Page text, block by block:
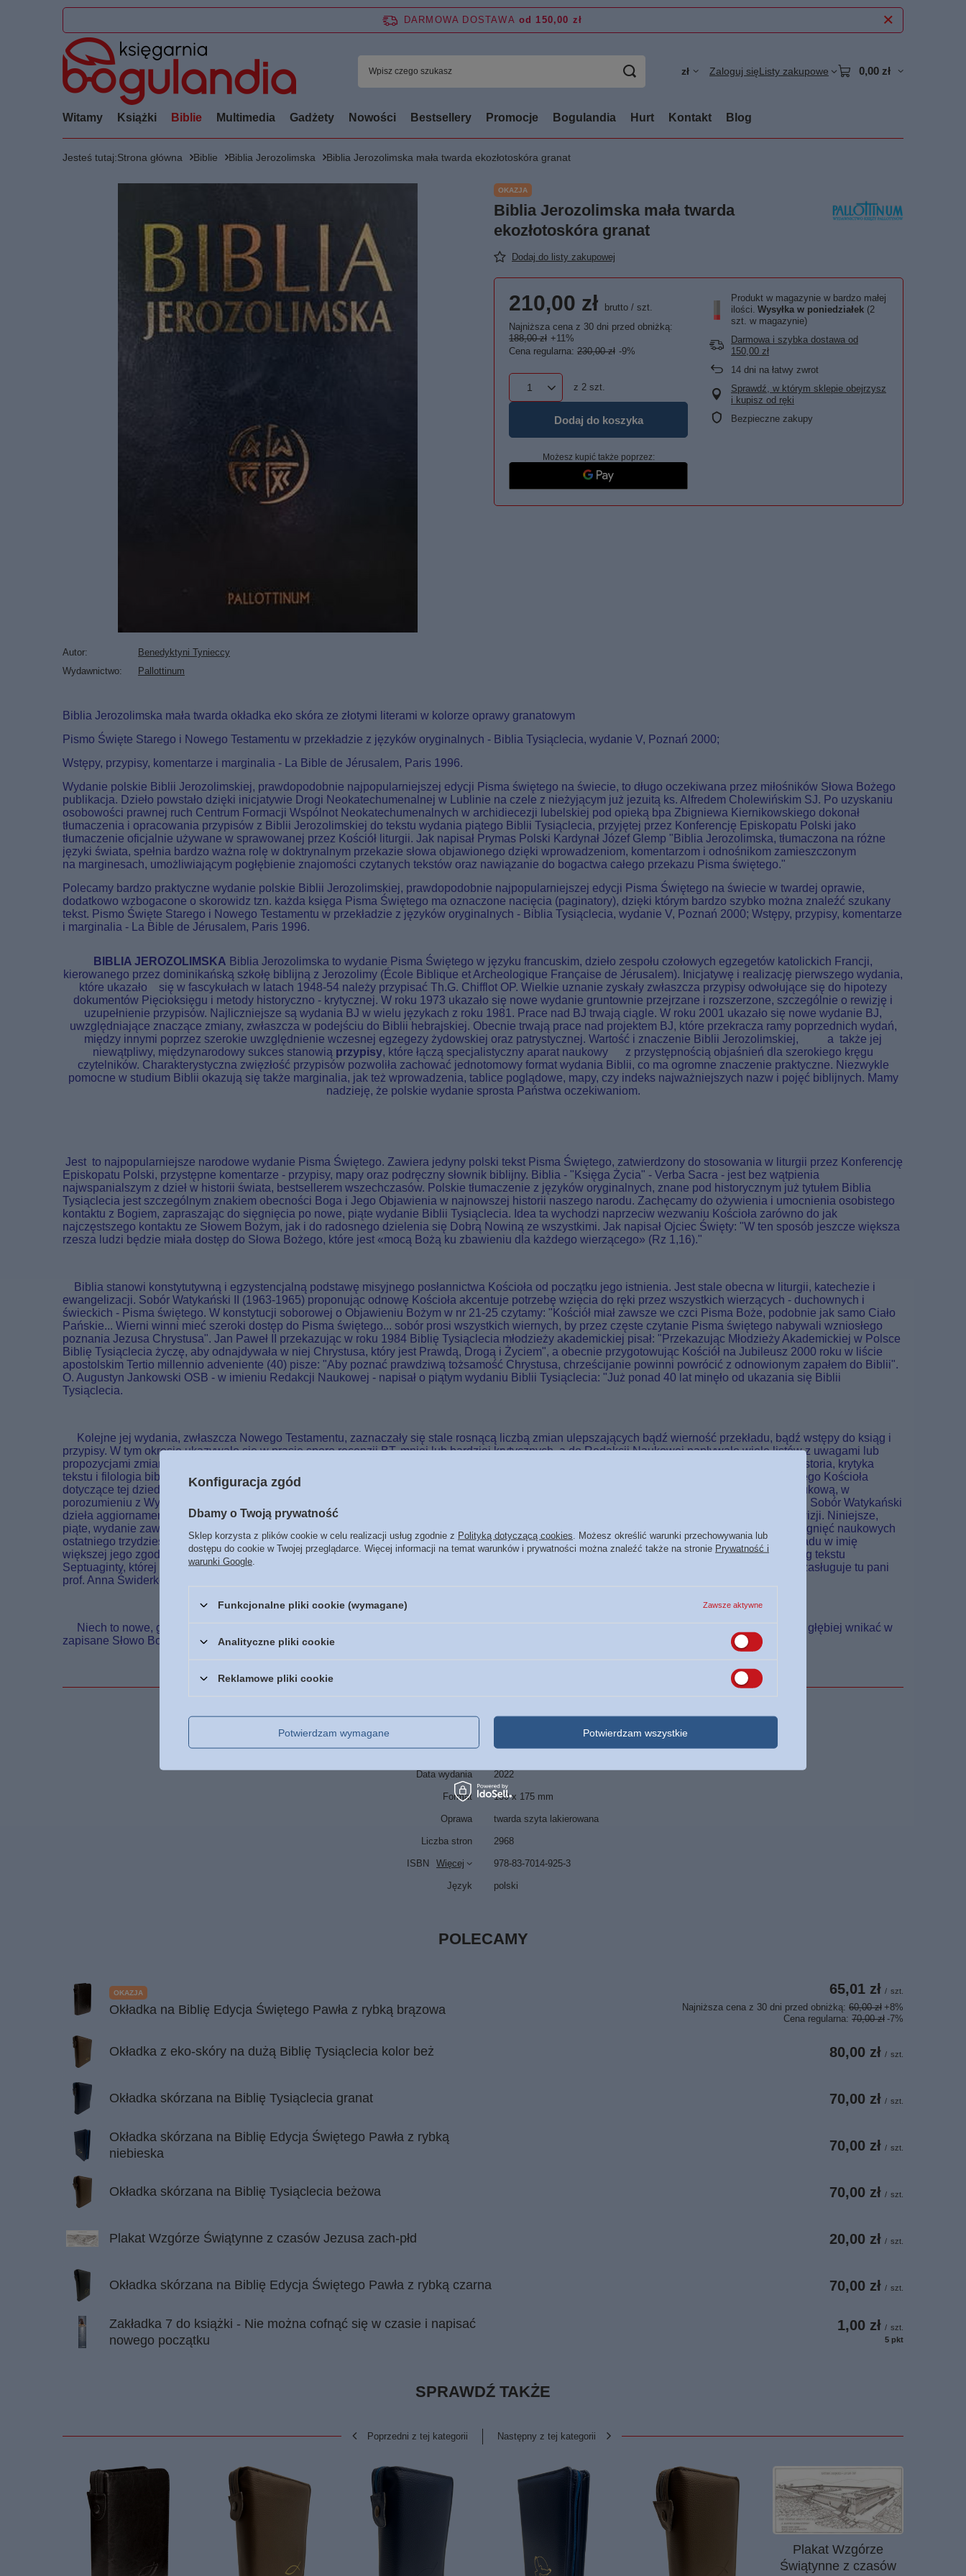
DARMOWA DOSTAWA od 150,00 zł
zł Zaloguj sięListy zakupowe 0,00 zł
Witamy Książki Biblie Multimedia Gadżety Nowości Bestsellery Promocje Bogulandia Hurt Kontakt Blog
Jesteś tutaj:Strona główna Biblie Biblia Jerozolimska Biblia Jerozolimska mała twarda ekozłotoskóra granat
OKAZJA
Biblia Jerozolimska mała twarda
ekozłotoskóra granat
Dodaj do listy zakupowej
210,00 zł brutto / szt.
Najniższa cena z 30 dni przed obniżką:
188,00 zł +11%
Cena regularna: 230,00 zł -9%
z 2 szt.
Dodaj do koszyka
Możesz kupić także poprzez:
Produkt w magazynie w bardzo małej
ilości Wysyłka w poniedziałek (2
szt. w magazynie)
Darmowa i szybka dostawa od
150,00 zł
14 dni na łatwy zwrot
Sprawdź, w którym sklepie obejrzysz
i kupisz od ręki
Bezpieczne zakupy
Autor
Benedyktyni Tynieccy
Wydawnictwo
Pallottinum
Biblia Jerozolimska mała twarda okładka eko skóra ze złotymi literami w kolorze oprawy granatowym
Pismo Święte Starego i Nowego Testamentu w przekładzie z języków oryginalnych - Biblia Tysiąclecia, wydanie V, Poznań 2000;
Wstępy, przypisy, komentarze i marginalia - La Bible de Jérusalem, Paris 1996.
Wydanie polskie Biblii Jerozolimskiej, prawdopodobnie najpopularniejszej edycji Pisma świętego na świecie, to długo oczekiwana przez miłośników Słowa Bożego
publikacja. Dzieło powstało dzięki inicjatywie Drogi Neokatechumenalnej w Lublinie na czele z nieżyjącym już jezuitą ks. Alfredem Cholewińskim SJ. Po uzyskaniu
osobowości prawnej ruch Centrum Formacji Wspólnot Neokatechumenalnych w archidiecezji lubelskiej pod opieką bpa Zbigniewa Kiernikowskiego dokonał
tłumaczenia i opracowania przypisów z Biblii Jerozolimskiej do tekstu wydania piątego Biblii Tysiąclecia, przyjętej przez Konferencję Episkopatu Polski jako
tłumaczenie oficjalnie używane w sprawowanej przez Kościół liturgii. Jak napisał Prymas Polski Kardynał Józef Glemp "Biblia Jerozolimska, tłumaczona na różne
języki świata, spełnia bardzo ważna rolę w doktrynalnym przekazie słowa objawionego dzięki wprowadzeniom, komentarzom i odnośnikom zamieszczonym
na marginesach, umożliwiającym pogłębienie znajomości czytanych tekstów oraz nawiązanie do bogactwa całego przekazu Pisma świętego."
Polecamy bardzo praktyczne wydanie polskie Biblii Jerozolimskiej, prawdopodobnie najpopularniejszej edycji Pisma Świętego na świecie w twardej oprawie,
dodatkowo wzbogacone o skorowidz tzn. każda księga Pisma Świętego ma oznaczone nacięcia (paginatory), dzięki którym bardzo szybko można znaleźć szukany
tekst. Pismo Święte Starego i Nowego Testamentu w przekładzie z języków oryginalnych - Biblia Tysiąclecia, wydanie V, Poznań 2000; Wstępy, przypisy, komentarze
i marginalia - La Bible de Jérusalem, Paris 1996.
BIBLIA JEROZOLIMSKA Biblia Jerozolimska to wydanie Pisma Świętego w języku francuskim, dzieło zespołu czołowych egzegetów katolickich Francji,
kierowanego przez dominikańską szkołę biblijną z Jerozolimy (École Biblique et Archeologique Française de Jérusalem). Inicjatywę i realizację pierwszego wydania,
które ukazało się w fascykułach w latach 1948-54 należy przypisać Th.G. Chifflot OP. Wielkie uznanie zyskały zwłaszcza przypisy odwołujące się do hipotezy
dokumentów Pięcioksięgu i metody historyczno - krytycznej. W roku 1973 ukazało się nowe wydanie gruntownie przejrzane i rozszerzone, szczególnie o rewizję i
uzupełnienie przypisów. Najliczniejsze są wydania BJ w wielu językach z roku 1981. Prace nad BJ trwają ciągle. W roku 2001 ukazało się nowe wydanie BJ,
uwzględniające znaczące zmiany, zwłaszcza w podejściu do Biblii hebrajskiej. Obecnie trwają prace nad projektem BJ, które przekracza ramy poprzednich wydań,
między innymi poprzez szerokie uwzględnienie wczesnej egzegezy żydowskiej oraz patrystycznej. Wartość i znaczenie Biblii Jerozolimskiej, a także jej
niewątpliwy, międzynarodowy sukces stanowią przypisy, które łączą specjalistyczny aparat naukowy z przystępnością objaśnień dla szerokiego kręgu
czytelników. Charakterystyczna zwięzłość przypisów pozwoliła zachować jednotomowy format wydania Biblii, co ma ogromne znaczenie praktyczne. Niezwykle
pomocne w studium Biblii okazują się także marginalia, jak też wprowadzenia, tablice poglądowe, mapy, czy indeks najważniejszych nazw i pojęć biblijnych. Mamy
nadzieję, że polskie wydanie sprosta Państwa oczekiwaniom.
Jest to najpopularniejsze narodowe wydanie Pisma Świętego. Zawiera jedyny polski tekst Pisma Świętego, zatwierdzony do stosowania w liturgii przez Konferencję
Episkopatu Polski, przystępne komentarze - przypisy, mapy oraz podręczny słownik biblijny. Biblia - "Księga Życia" - Verba Sacra - jest bez wątpienia
najwspanialszym z dzieł w historii świata, bestsellerem wszechczasów. Polskie tłumaczenie z języków oryginalnych, znane pod historycznym już tytułem Biblia
Tysiąclecia jest szczególnym znakiem obecności Boga i Jego Objawienia w najnowszej historii naszego narodu. Zachęcamy do ożywienia i umocnienia osobistego
kontaktu z Bogiem, zapraszając do sięgnięcia po nowe, piąte wydanie Biblii Tysiąclecia. Idea ta wychodzi naprzeciw wezwaniu Kościoła zarówno do jak
najczęstszego kontaktu ze Słowem Bożym, jak i do radosnego dzielenia się Dobrą Nowiną ze wszystkimi. Jak napisał Ojciec Święty: "W ten sposób jeszcze większa
rzesza ludzi będzie miała dostęp do Słowa Bożego, które jest «mocą Bożą ku zbawieniu dla każdego wierzącego» (Rz 1,16)."
Biblia stanowi konstytutywną i egzystencjalną podstawę misyjnego posłannictwa Kościoła od początku jego istnienia. Jest stale obecna w liturgii, katechezie i
ewangelizacji. Sobór Watykański II (1963-1965) proponując odnowę Kościoła akcentuje potrzebę wzięcia do ręki przez wszystkich wierzących - duchownych i
świeckich - Pisma świętego. W konstytucji soborowej o Objawieniu Bożym w nr 21-25 czytamy: "Kościół miał zawsze we czci Pisma Boże, podobnie jak samo Ciało
Pańskie... Wierni winni mieć szeroki dostęp do Pisma świętego... sobór prosi wszystkich wiernych, by przez częste czytanie Pisma świętego nabywali wzniosłego
poznania Jezusa Chrystusa". Jan Paweł II przekazując w roku 1984 Biblię Tysiąclecia młodzieży akademickiej pisał: "Przekazując Młodzieży Akademickiej w Polsce
Biblię Tysiąclecia życzę, aby odnajdywała w niej Chrystusa, który jest Prawdą, Drogą i Życiem", a obecnie przygotowując Kościół na Jubileusz 2000 roku w liście
apostolskim Tertio millennio adveniente (40) pisze: "Aby poznać prawdziwą tożsamość Chrystusa, chrześcijanie powinni powrócić z odnowionym zapałem do Biblii".
O. Augustyn Jankowski OSB - w imieniu Redakcji Naukowej - napisał o piątym wydaniu Biblii Tysiąclecia: "Już ponad 40 lat minęło od ukazania się Biblii
Tysiąclecia.
Kolejne jej wydania, zwłaszcza Nowego Testamentu, zaznaczały się stale rosnącą liczbą zmian ulepszających bądź wierność przekładu, bądź wstępy do ksiąg i
przypisy. W tym okresie ukazywało się w prasie sporo recenzji BT, mniej lub bardziej krytycznych, a do Redakcji Naukowej napływało wiele listów z uwagami lub
propozycjami zmian. Z drugiej strony minione lata zaznaczyły się postępem w takich dyscyplinach pomocniczych dla biblistyki, jak: archeologia, historia, krytyka
tekstu i filologia biblijna, nie mówiąc już o postępie w zakresie egzegezy. Nadto pojawiły się w tym czasie nowe dokumenty Urzędu Nauczycielskiego Kościoła
dotyczące tej dziedziny. Wreszcie ukazało się wiele zupełnie nowych przekładów Biblii na języki współczesne. Wszystko to skłoniło Redakcję Naukową, w
porozumieniu z Wydawnictwem Pallottinum, do podjęcia gruntownej rewizji tekstu BT pod każdym względem, w duchu zapoczątkowanego przez II Sobór Watykański
dzieła aggiornamento. Na spotkaniach obu zespołów zwiększono w tym celu osoby skład Redakcji Naukowej oraz ustalono wytyczne podjętej rewizji. Niniejsze,
piąte, wydanie zawiera następujące zmiany: 1) Wstępy do działów i do poszczególnych ksiąg oraz przypisy unowocześniono odpowiednio do osiągnięć naukowych
ostatniego trzydziestolecia i do potrzeb czytelników szukających miejsc równoległych w Biblii; 2) Dokonano zmian merytorycznych samego przekładu w imię
większej jego zgodności z tekstem oryginalnym, zwłaszcza hebrajskim w Starym Testamencie, odstępując od zbyt częstego poprawiania go według tekstu
Septuaginty, której odmienne lekcje podano w przypisach; 3) Poprawiony i ujednolicony został język i styl przekładu, na szczególną wdzięczność zasługuje tu pani
prof. Anna Świderkówna w zakresie konsultacji oraz panie redaktorki Janina Dembska, Maria Nowaczyńska i Maria Przybył.
Niech to nowe, gruntownie zmienione wydanie piąte Biblii Tysiąclecia jeszcze lepiej niż poprzednie służy polskiemu czytelnikowi, który pragnie głębiej wnikać w
zapisane Słowo Boże."
Podmiot odpowiedzialny za ten produkt na terenie UE
Symbol 9788370145194
Data wydania 2022
Format 130 x 175 mm
Oprawa twarda szyta lakierowana
Liczba stron 2968
ISBN Więcej 978-83-7014-925-3
Język polski
POLECAMY
OKAZJA
Okładka na Biblię Edycja Świętego Pawła z rybką brązowa
65,01 zł / szt.
Najniższa cena z 30 dni przed obniżką: 60,00 zł +8%
Cena regularna: 70,00 zł -7%
Okładka z eko-skóry na dużą Biblię Tysiąclecia kolor beż 80,00 zł / szt.
Okładka skórzana na Biblię Tysiąclecia granat 70,00 zł / szt.
Okładka skórzana na Biblię Edycja Świętego Pawła z rybką
niebieska
70,00 zł / szt.
Okładka skórzana na Biblię Tysiąclecia beżowa 70,00 zł / szt.
Plakat Wzgórze Świątynne z czasów Jezusa zach-płd 20,00 zł / szt.
Okładka skórzana na Biblię Edycja Świętego Pawła z rybką czarna 70,00 zł / szt.
Zakładka 7 do książki - Nie można cofnąć się w czasie i napisać
nowego początku
1,00 zł / szt.
5 pkt
SPRAWDŹ TAKŻE
Poprzedni z tej kategorii Następny z tej kategorii
Plakat Wzgórze
Świątynne z czasów
Konfiguracja zgód
Dbamy o Twoją prywatność
Sklep korzysta z plików cookie w celu realizacji usług zgodnie z Polityką dotyczącą cookies . Możesz określić warunki przechowywania lub
dostępu do cookie w Twojej przeglądarce. Więcej informacji na temat warunków i prywatności można znaleźć także na stronie Prywatność i
warunki Google
Funkcjonalne pliki cookie (wymagane) Zawsze aktywne
Analityczne pliki cookie
Reklamowe pliki cookie
Potwierdzam wymagane Potwierdzam wszystkie